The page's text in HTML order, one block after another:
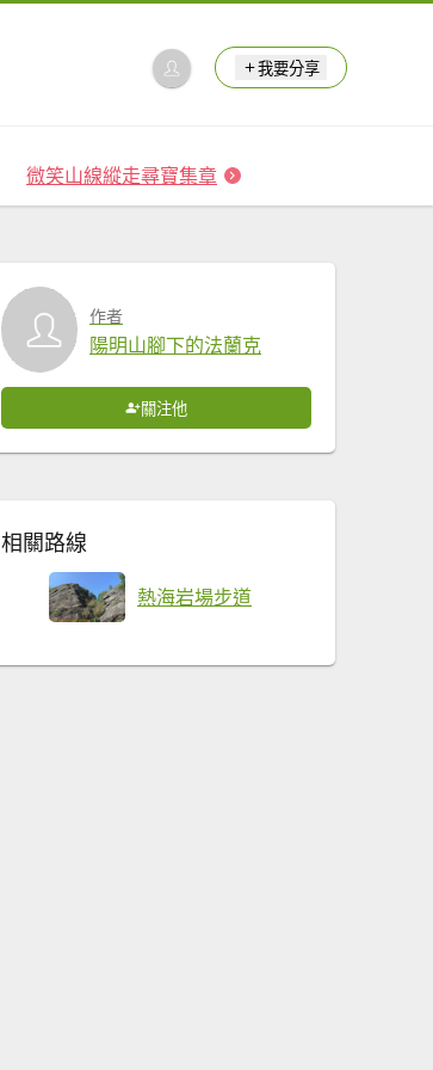
我要分享
微笑山線縱走尋寶集章
作者
陽明山腳下的法蘭克
關注他
相關路線
熱海岩場步道